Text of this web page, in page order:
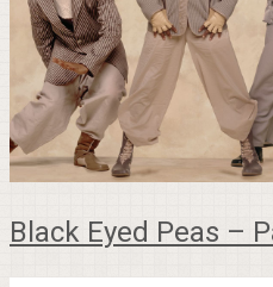
Black Eyed Peas –